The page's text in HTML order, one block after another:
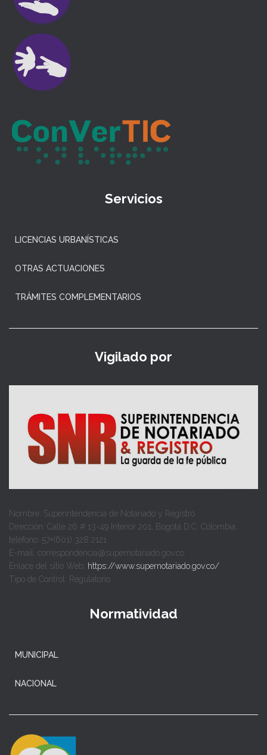
Servicios
LICENCIAS URBANÍSTICAS
OTRAS ACTUACIONES
TRÁMITES COMPLEMENTARIOS
Vigilado por
Nombre: Superintendencia de Notariado y Registro
Dirección: Calle 26 # 13-49 Interior 201, Bogotá D.C. Colombia.
teléfono: 57+(601) 328 2121
E-mail: correspondencia@supernotariado.gov.co
Enlace del sitio Web: https://www.supernotariado.gov.co/
Tipo de Control: Regulatorio
Normatividad
MUNICIPAL
NACIONAL